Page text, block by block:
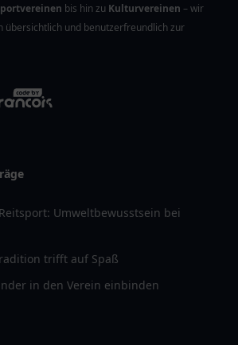
bis hin zu Kulturvereinen – wir
übersichtlich und benutzerfreundlich zur
Umweltbewusstsein bei
trifft auf Spaß
in den Verein einbinden